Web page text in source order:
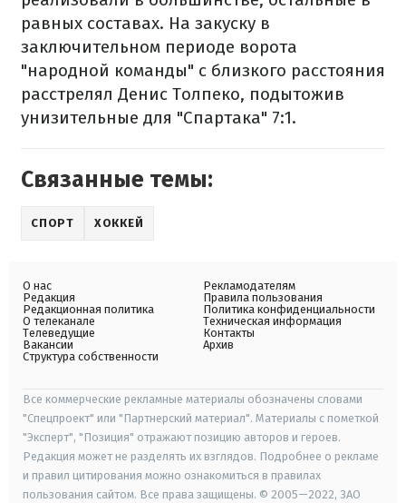
равных составах. На закуску в
заключительном периоде ворота
"народной команды" с близкого расстояния
расстрелял Денис Толпеко, подытожив
унизительные для "Спартака" 7:1.
Связанные темы:
СПОРТ ХОККЕЙ
О нас
Редакция
Редакционная политика
О телеканале
Телеведущие
Вакансии
Структура собственности
Рекламодателям
Правила пользования
Политика конфиденциальности
Техническая информация
Контакты
Архив
Все коммерческие рекламные материалы обозначены словами
"Спецпроект" или "Партнерский материал". Материалы с пометкой
"Эксперт", "Позиция" отражают позицию авторов и героев.
Редакция может не разделять их взглядов. Подробнее о рекламе
и правил цитирования можно ознакомиться в правилах
пользования сайтом. Все права защищены. © 2005—2022, ЗАО